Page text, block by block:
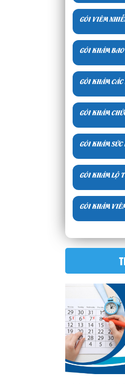
GÓI VIÊM
GÓI KHÁM
GÓI KHÁM
GÓI KHÁM
GÓI KHÁM
GÓI KHÁM LỘ
GÓI KHÁM